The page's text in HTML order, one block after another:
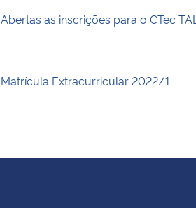
Abertas as inscrições para o CTec
Matrícula Extracurricular 2022/1